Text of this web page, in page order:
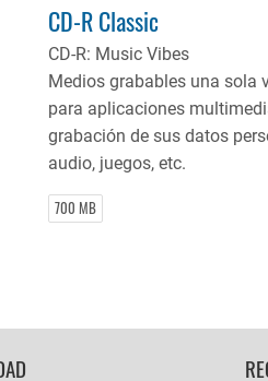
CD-R Classic
CD-R: Music Vibes
Medios grabables una sola
para aplicaciones
grabación de sus datos
audio, juegos, etc.
700 MB